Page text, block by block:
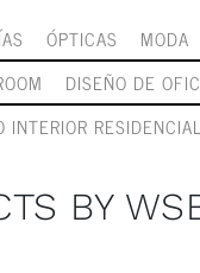
ÓPTICAS MODA
DISEÑO DE
INTERIOR RESIDENCIAL
BY